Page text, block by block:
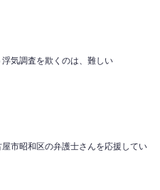
気調査を欺くのは、難しい
市昭和区の弁護士さんを応援してい